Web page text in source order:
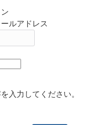
ルアドレス
入力してください。